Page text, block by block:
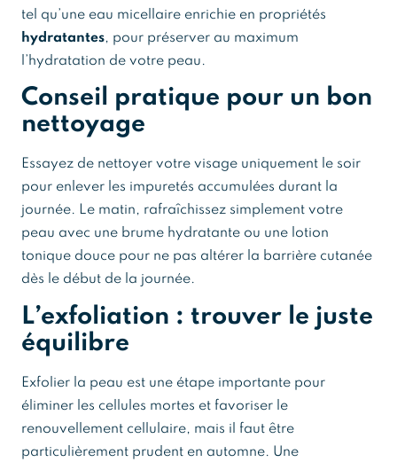
tel qu’une eau micellaire enrichie en propriétés
hydratantes, pour préserver au maximum
l’hydratation de votre peau.
Conseil pratique pour un bon
nettoyage
Essayez de nettoyer votre visage uniquement le soir
pour enlever les impuretés accumulées durant la
journée. Le matin, rafraîchissez simplement votre
peau avec une brume hydratante ou une lotion
tonique douce pour ne pas altérer la barrière cutanée
dès le début de la journée.
L’exfoliation : trouver le juste
équilibre
Exfolier la peau est une étape importante pour
éliminer les cellules mortes et favoriser le
renouvellement cellulaire, mais il faut être
particulièrement prudent en automne. Une